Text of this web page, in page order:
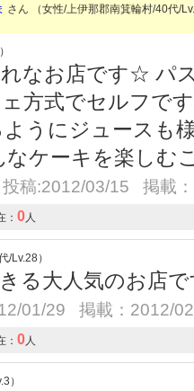
さん （女性/上伊那郡南箕輪村/40代/
なお店です☆ パ
方式でセルフで
うにジュースも
ケーキを楽しむ
投稿:2012/03/15 掲載
： 0人
/Lv.28）
る大人気のお店
01/29 掲載：2012/
： 0人
）